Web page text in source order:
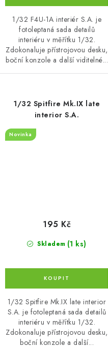
1/32 F4U-1A interiér S.A. je
fotoleptaná sada detailů
interiéru v měřítku 1/32.
Zdokonaluje přístrojovou desku,
boční konzole a další viditelné...
1/32 Spitfire Mk.IX late
interior S.A.
Novinka
Skladem (1 ks)
195 Kč
1/32 Spitfire Mk.IX late interior
S.A. je fotoleptaná sada detailů
interiéru v měřítku 1/32.
Zdokonaluje přístrojovou desku,
boční konzole a další...